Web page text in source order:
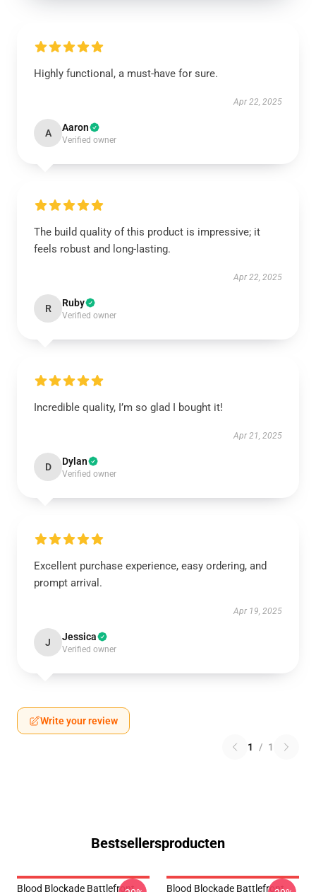
Highly functional, a must-have for sure.
Apr 22, 2025
A Aaron
Verified owner
The build quality of this product is impressive; it
feels robust and long-lasting.
Apr 22, 2025
R Ruby
Verified owner
Incredible quality, I’m so glad I bought it!
Apr 21, 2025
D Dylan
Verified owner
Excellent purchase experience, easy ordering, and
prompt arrival.
Apr 19, 2025
J Jessica
Verified owner
Write your review
1 / 1
Bestsellersproducten
Blood Blockade Battlefront
Blood Blockade Battlefront